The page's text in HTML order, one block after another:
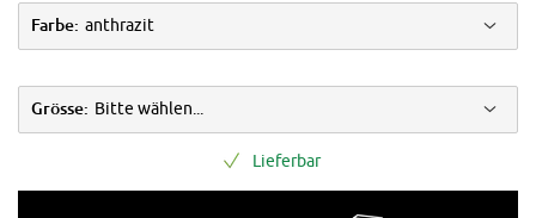
Farbe: anthrazit
Grösse: Bitte wählen...
Lieferbar